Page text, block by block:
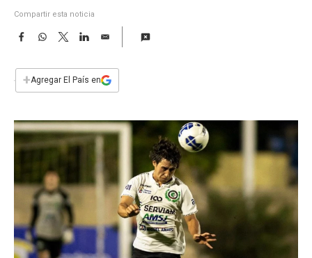
Compartir esta noticia
F
e
b
k
W
s
p
T
w
t
L
n
E
i
l
+Agregar El País en